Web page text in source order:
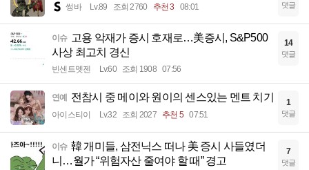
썽바 Lv.89 조회 2760 추천 3 08:01 댓글
이슈 고용 악재가 증시 호재로…美증시, S&P500
사상 최고치 경신
빈센트멧젠 Lv.60 조회 1908 07:56
14
댓글
연예 전참시 중 메이와 원이의 센스있는 멘트 치기
아이스티이 Lv.32 조회 2027 추천 5 07:51
1
댓글
이슈 韓 개미들, 삼전닉스 떠나 美 증시 사들였더
니…월가 “위험자산 줄여야 할 때” 경고
7
댓글